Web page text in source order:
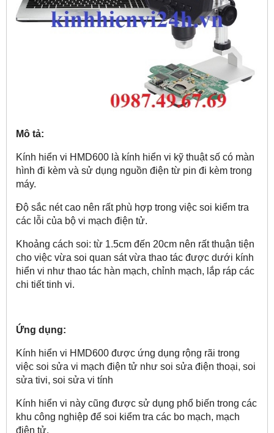
Mô tả:
Kính hiển vi HMD600 là kính hiển vi kỹ thuật số có màn
hình đi kèm và sử dụng nguồn điện từ pin đi kèm trong
máy.
Độ sắc nét cao nên rất phù hợp trong việc soi kiểm tra
các lỗi của bộ vi mạch điện tử.
Khoảng cách soi: từ 1.5cm đến 20cm nên rất thuận tiện
cho việc vừa soi quan sát vừa thao tác được dưới kính
hiển vi như thao tác hàn mạch, chỉnh mạch, lắp ráp các
chi tiết tinh vi.
Ứng dụng:
Kính hiển vi HMD600 được ứng dụng rộng rãi trong
việc soi sửa vi mạch điện tử như soi sửa điện thoại, soi
sửa tivi, soi sửa vi tính
Kính hiển vi này cũng được sử dụng phổ biến trong các
khu công nghiệp để soi kiểm tra các bo mạch, mạch
điện tử.